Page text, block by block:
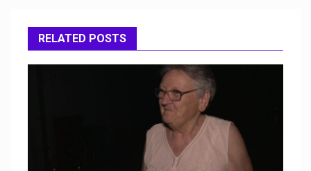
RELATED POSTS